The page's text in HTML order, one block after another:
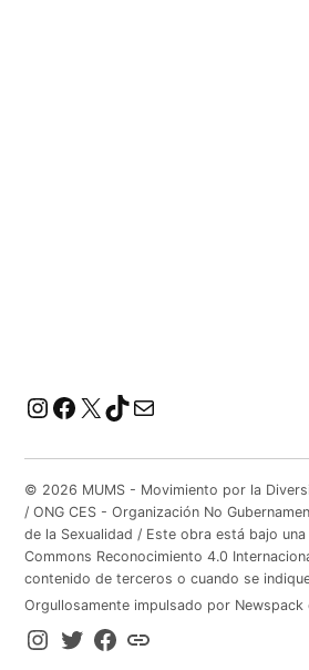
Instagram
Facebook
X TikTok
Correo electrónico
© 2026 MUMS - Movimiento por la
/ ONG CES - Organización No
de la Sexualidad / Este obra está bajo
Commons Reconocimiento 4.0
contenido de terceros o cuando se
Orgullosamente impulsado por
IG
TW FB TIktok